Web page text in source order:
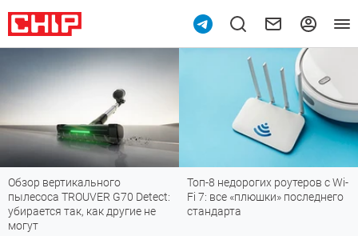
Обзор вертикального
пылесоса TROUVER G70 Detect:
убирается так, как другие не
могут
Топ-8 недорогих роутеров с Wi-
Fi 7: все «плюшки» последнего
стандарта